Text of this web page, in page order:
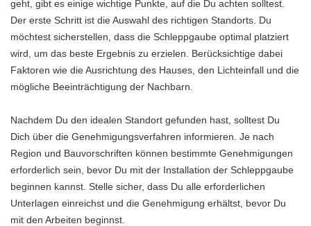
geht, gibt es einige wichtige Punkte, auf die Du achten solltest.
Der erste Schritt ist die Auswahl des richtigen Standorts. Du
möchtest sicherstellen, dass die Schleppgaube optimal platziert
wird, um das beste Ergebnis zu erzielen. Berücksichtige dabei
Faktoren wie die Ausrichtung des Hauses, den Lichteinfall und die
mögliche Beeinträchtigung der Nachbarn.
Nachdem Du den idealen Standort gefunden hast, solltest Du
Dich über die Genehmigungsverfahren informieren. Je nach
Region und Bauvorschriften können bestimmte Genehmigungen
erforderlich sein, bevor Du mit der Installation der Schleppgaube
beginnen kannst. Stelle sicher, dass Du alle erforderlichen
Unterlagen einreichst und die Genehmigung erhältst, bevor Du
mit den Arbeiten beginnst.